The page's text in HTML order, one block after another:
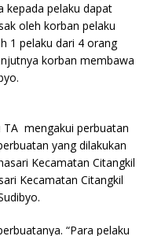
kepada pelaku dapat
oleh korban pelaku
1 pelaku dari 4 orang
korban membawa
TA mengakui perbuatan
yang dilakukan
Kecamatan Citangkil
Kecamatan Citangkil
“Para pelaku